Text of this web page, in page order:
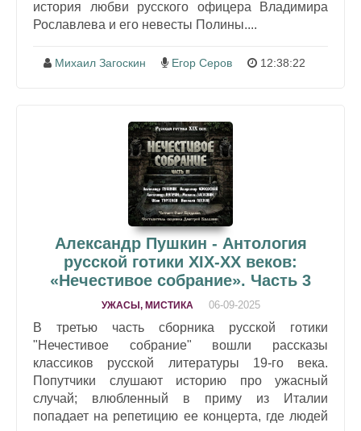
история любви русского офицера Владимира
Рославлева и его невесты Полины....
Михаил Загоскин Егор Серов 12:38:22
Александр Пушкин - Антология
русской готики XIX-XX веков:
«Нечестивое собрание». Часть 3
УЖАСЫ, МИСТИКА 06-09-2025
В третью часть сборника русской готики
"Нечестивое собрание" вошли рассказы
классиков русской литературы 19-го века.
Попутчики слушают историю про ужасный
случай; влюбленный в приму из Италии
попадает на репетицию ее концерта, где людей